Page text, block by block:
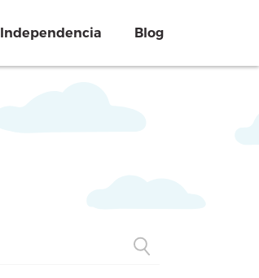
Independencia Blog